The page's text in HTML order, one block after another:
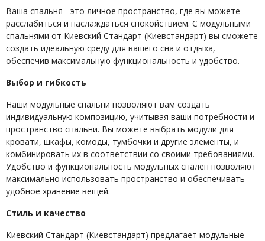
Ваша спальня - это личное пространство, где вы можете
расслабиться и наслаждаться спокойствием. С модульными
спальнями от Киевский Стандарт (Киевстандарт) вы сможете
создать идеальную среду для вашего сна и отдыха,
обеспечив максимальную функциональность и удобство.
Выбор и гибкость
Наши модульные спальни позволяют вам создать
индивидуальную композицию, учитывая ваши потребности и
пространство спальни. Вы можете выбрать модули для
кровати, шкафы, комоды, тумбочки и другие элементы, и
комбинировать их в соответствии со своими требованиями.
Удобство и функциональность модульных спален позволяют
максимально использовать пространство и обеспечивать
удобное хранение вещей.
Стиль и качество
Киевский Стандарт (Киевстандарт) предлагает модульные